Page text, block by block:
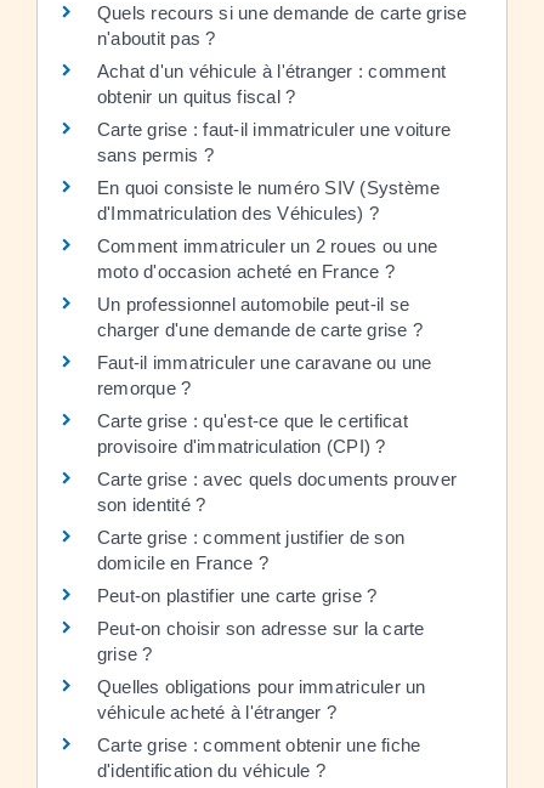
Quels recours si une demande de carte grise
n'aboutit pas ?
Achat d'un véhicule à l'étranger : comment
obtenir un quitus fiscal ?
Carte grise : faut-il immatriculer une voiture
sans permis ?
En quoi consiste le numéro SIV (Système
d'Immatriculation des Véhicules) ?
Comment immatriculer un 2 roues ou une
moto d'occasion acheté en France ?
Un professionnel automobile peut-il se
charger d'une demande de carte grise ?
Faut-il immatriculer une caravane ou une
remorque ?
Carte grise : qu'est-ce que le certificat
provisoire d'immatriculation (CPI) ?
Carte grise : avec quels documents prouver
son identité ?
Carte grise : comment justifier de son
domicile en France ?
Peut-on plastifier une carte grise ?
Peut-on choisir son adresse sur la carte
grise ?
Quelles obligations pour immatriculer un
véhicule acheté à l'étranger ?
Carte grise : comment obtenir une fiche
d'identification du véhicule ?